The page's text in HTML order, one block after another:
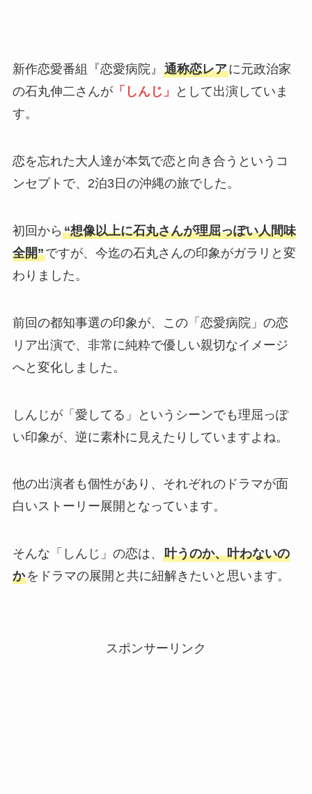
新作恋愛番組『恋愛病院』 通称恋レアに元政治家
の石丸伸二さんが「しんじ」
として出演していま
す。
恋を忘れた大人達が本気で恋と向き合うというコ
ンセプトで、2泊3日の沖縄の旅でした。
初回から “想像以上に石丸さんが理屈っぽい人間味
全開”ですが、今迄の石丸さんの印象がガラリと変
わりました。
前回の都知事選の印象が、この「恋愛病院」の恋
リア出演で、非常に純粋で優しい親切なイメージ
へと変化しました。
しんじが「愛してる」というシーンでも理屈っぽ
い印象が、逆に素朴に見えたりしていますよね。
他の出演者も個性があり、それぞれのドラマが面
白いストーリー展開となっています。
そんな「しんじ」の恋は、 叶うのか、叶わないの
かをドラマの展開と共に紐解きたいと思います。
スポンサーリンク